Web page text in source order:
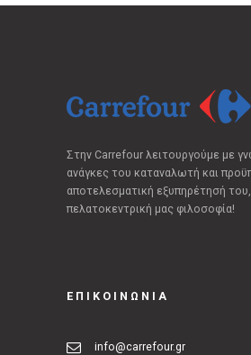
Στην Carrefour λειτουργούμε με
ανάγκες του καταναλωτή και
αποτελεσματική εξυπηρέτησή
πελατοκεντρική μας φιλοσοφία!
ΕΠΙΚΟΙΝΩΝΙΑ
info@carrefour.gr